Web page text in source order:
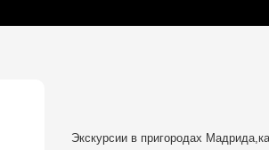
Экскурсии в пригородах